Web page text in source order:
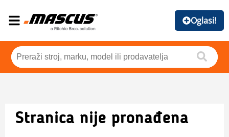
Oglasi!
Stranica nije pronađena